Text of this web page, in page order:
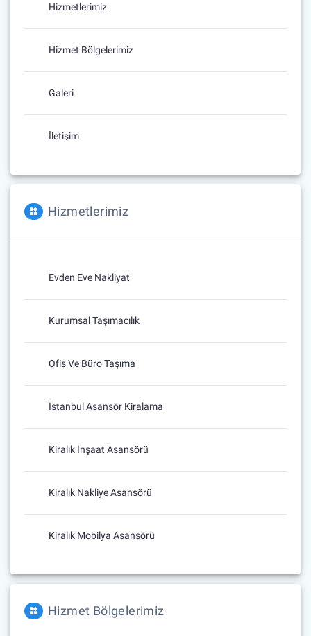
Hizmetlerimiz
Hizmet Bölgelerimiz
Galeri
İletişim
Hizmetlerimiz
Evden Eve Nakliyat
Kurumsal Taşımacılık
Ofis Ve Büro Taşıma
İstanbul Asansör Kiralama
Kiralık İnşaat Asansörü
Kiralık Nakliye Asansörü
Kiralık Mobilya Asansörü
Hizmet Bölgelerimiz